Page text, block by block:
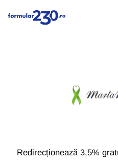
Redirecționează 3,5%